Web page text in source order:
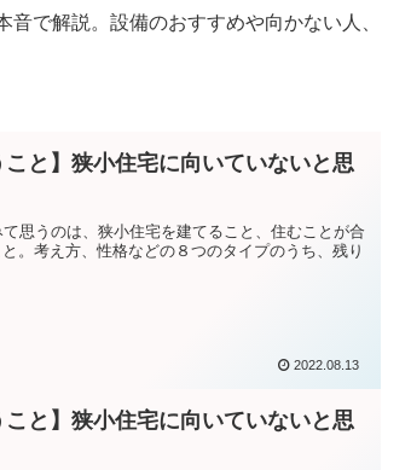
で解説。設備のおすすめや向かない人、
こと】狭小住宅に向いていないと思
思うのは、狭小住宅を建てること、住むことが合
。考え方、性格などの８つのタイプのうち、残り
2022.08.13
こと】狭小住宅に向いていないと思